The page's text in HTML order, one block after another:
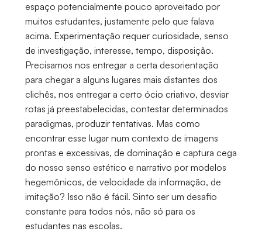
espaço potencialmente pouco aproveitado por
muitos estudantes, justamente pelo que falava
acima. Experimentação requer curiosidade, senso
de investigação, interesse, tempo, disposição.
Precisamos nos entregar a certa desorientação
para chegar a alguns lugares mais distantes dos
clichês, nos entregar a certo ócio criativo, desviar
rotas já preestabelecidas, contestar determinados
paradigmas, produzir tentativas. Mas como
encontrar esse lugar num contexto de imagens
prontas e excessivas, de dominação e captura cega
do nosso senso estético e narrativo por modelos
hegemônicos, de velocidade da informação, de
imitação? Isso não é fácil. Sinto ser um desafio
constante para todos nós, não só para os
estudantes nas escolas.